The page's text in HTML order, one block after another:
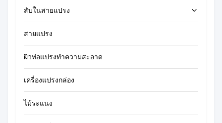
สับในสายแปรง
แปรงทำความสะอาดหลอด
แปรงทำความสะอาดฟาง
สายแปรง
ผิวท่อแปรงทําความสะอาด
เครื่องแปรงกล่อง
ไม้ระแนง